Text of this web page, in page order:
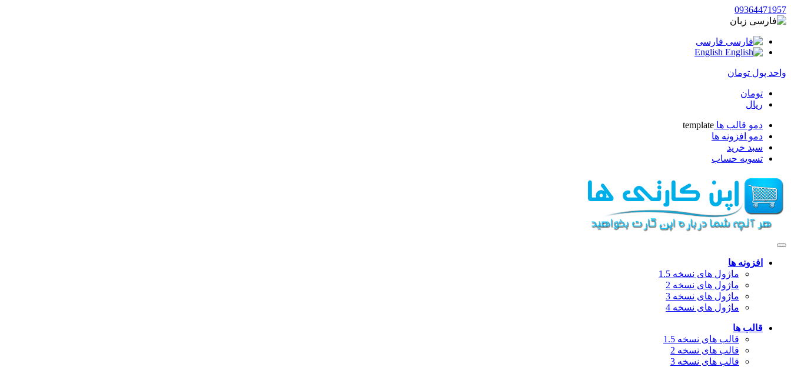
09364471957
زبان
فارسی
واحد پول تومان
تومان
ریال
دمو قالب ها template
دمو افزونه ها
سبد خرید
تسویه حساب
افزونه ها
ماژول های نسخه 1.5
ماژول های نسخه 2
ماژول های نسخه 3
ماژول های نسخه 4
قالب ها
قالب های نسخه 1.5
قالب های نسخه 2
قالب های نسخه 3